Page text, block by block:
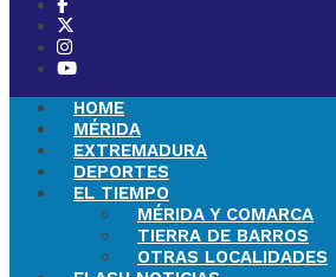
HOME
MÉRIDA
EXTREMADURA
DEPORTES
EL TIEMPO
MÉRIDA Y COMARCA
TIERRA DE BARROS
OTRAS LOCALIDADES